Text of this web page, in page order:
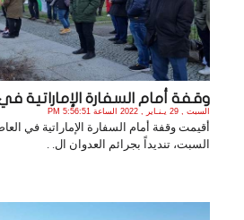
وقفة أمام السفارة الإماراتية في
السبت , 29 يـنـاير , 2022 الساعة 5:56:51 PM
أقيمت وقفة أمام السفارة الإماراتية في
السبت، تنديداً بجرائم العدوان ال. .